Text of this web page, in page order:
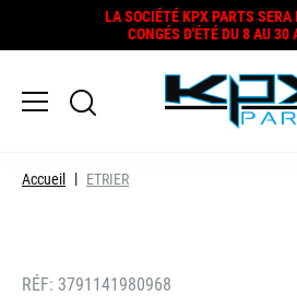
LA SOCIÉTÉ KPX PARTS SERA
CONGÉS D'ÉTÉ DU 8 AU 30
Accueil ETRIER
RÉF: 3791141980968